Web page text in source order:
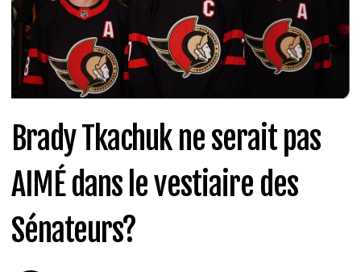
Brady Tkachuk ne serait pas
AIMÉ dans le vestiaire des
Sénateurs?